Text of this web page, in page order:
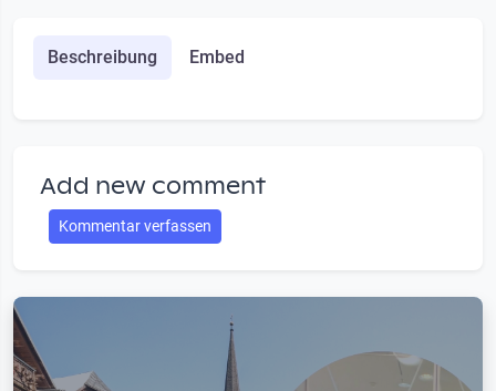
Beschreibung Embed
Add new comment
Kommentar verfassen